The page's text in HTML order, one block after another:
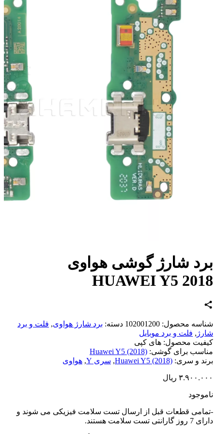
شارژ گوشی هواوی
HUAWEI Y5
محصول:102001200 دسته:برد شارژ هواوی ,فلت و برد
,فلت و برد موبایل
محصول: های کپی
برای گوشی: Huawei Y5 (2018)
و سری: Huawei Y5 (2018)
,سری Y ,هواوی
ریال
قطعات قبل از ارسال تست سلامت فیزیکی می شوند و
تست سلامت هستند.